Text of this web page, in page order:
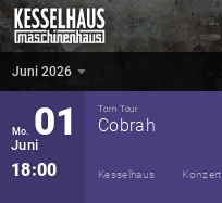
16:30
Henry
Kesselhaus
Juni 2026
Mo. 01
Juni
18:00
Torn Tour
Cobrah
Kesselhaus Konzert
Juni 2026 ▼